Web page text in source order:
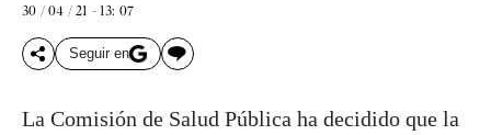
30 / 04 / 21 - 13: 07
Seguir en
La Comisión de Salud Pública ha decidido que la